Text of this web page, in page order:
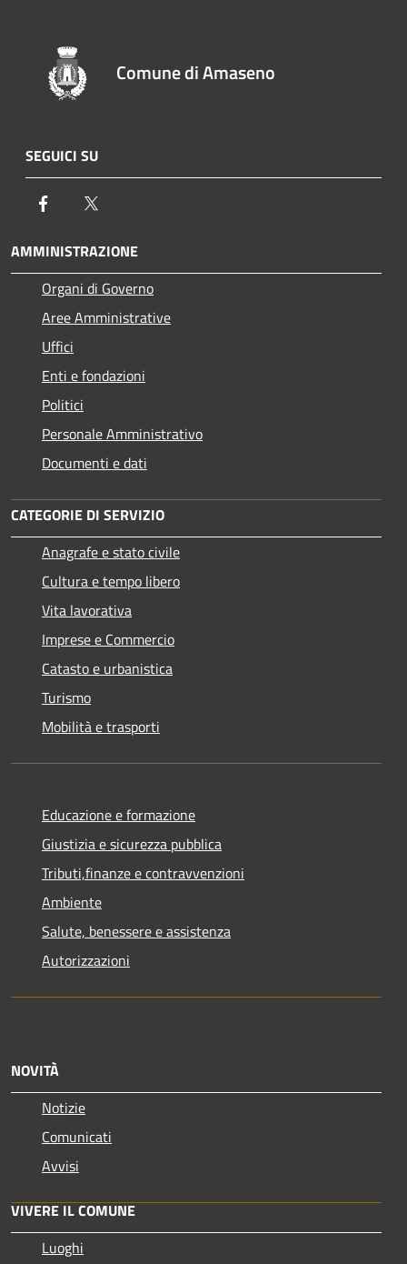
Comune di Amaseno
SEGUICI SU
Facebook
AMMINISTRAZIONE
Organi di Governo
Aree Amministrative
Uffici
Enti e fondazioni
Politici
Personale Amministrativo
Documenti e dati
CATEGORIE DI SERVIZIO
Anagrafe e stato civile
Cultura e tempo libero
Vita lavorativa
Imprese e Commercio
Catasto e urbanistica
Turismo
Mobilità e trasporti
Educazione e formazione
Giustizia e sicurezza pubblica
Tributi,finanze e contravvenzioni
Ambiente
Salute, benessere e assistenza
Autorizzazioni
NOVITÀ
Notizie
Comunicati
Avvisi
VIVERE IL COMUNE
Luoghi